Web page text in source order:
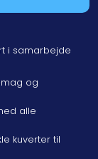
i samarbejde
og
alle
kuverter til